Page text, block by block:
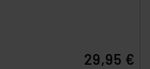
29,95 €